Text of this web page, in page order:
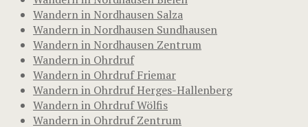
Wandern in Nordhausen Salza
Wandern in Nordhausen Sundhausen
Wandern in Nordhausen Zentrum
Wandern in Ohrdruf
Wandern in Ohrdruf Friemar
Wandern in Ohrdruf Herges-Hallenberg
Wandern in Ohrdruf Wölfis
Wandern in Ohrdruf Zentrum